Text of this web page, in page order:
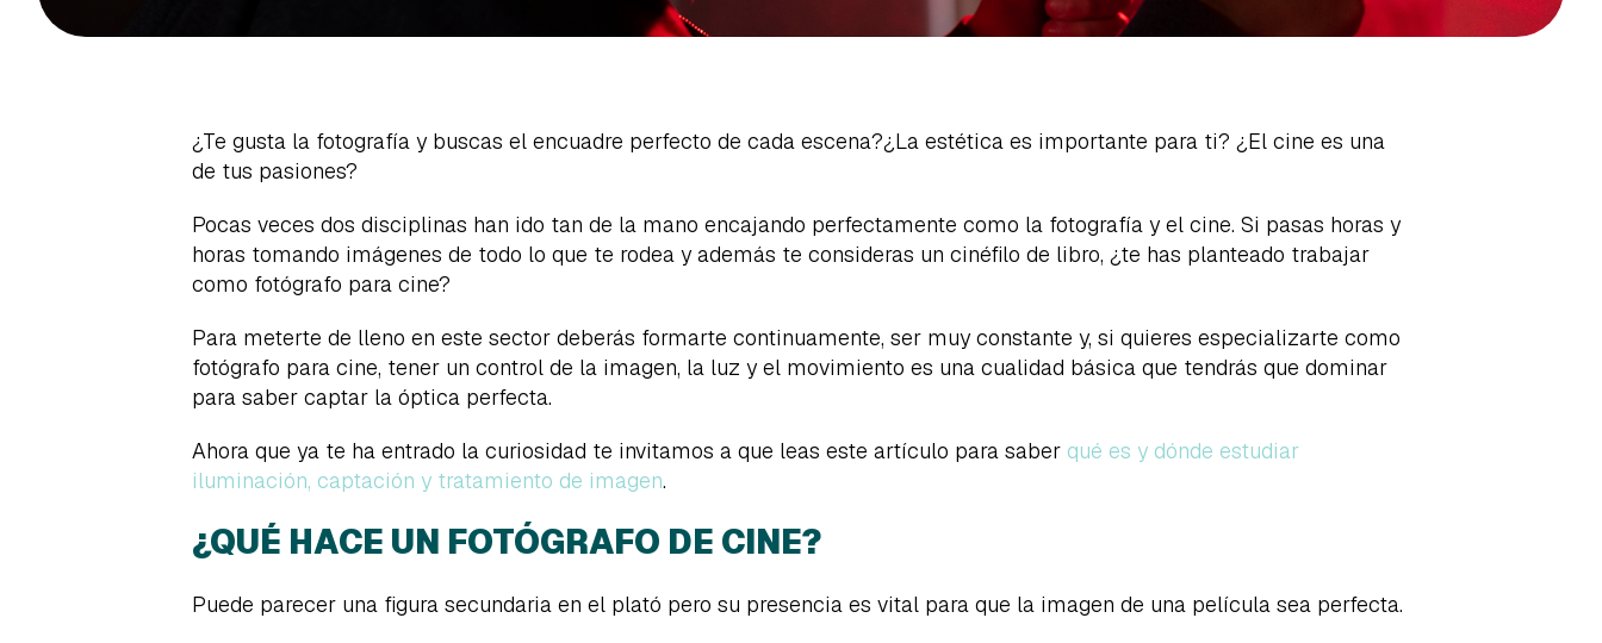
¿Te gusta la fotografía y buscas el encuadre perfecto de cada escena?¿La estética es importante para ti? ¿El cine es una
de tus pasiones?
Pocas veces dos disciplinas han ido tan de la mano encajando perfectamente como la fotografía y el cine. Si pasas horas y
horas tomando imágenes de todo lo que te rodea y además te consideras un cinéfilo de libro, ¿te has planteado trabajar
como fotógrafo para cine?
Para meterte de lleno en este sector deberás formarte continuamente, ser muy constante y, si quieres especializarte como
fotógrafo para cine, tener un control de la imagen, la luz y el movimiento es una cualidad básica que tendrás que dominar
para saber captar la óptica perfecta.
Ahora que ya te ha entrado la curiosidad te invitamos a que leas este artículo para saber qué es y dónde estudiar
iluminación, captación y tratamiento de imagen.
¿QUÉ HACE UN FOTÓGRAFO DE CINE?
Puede parecer una figura secundaria en el plató pero su presencia es vital para que la imagen de una película sea perfecta.